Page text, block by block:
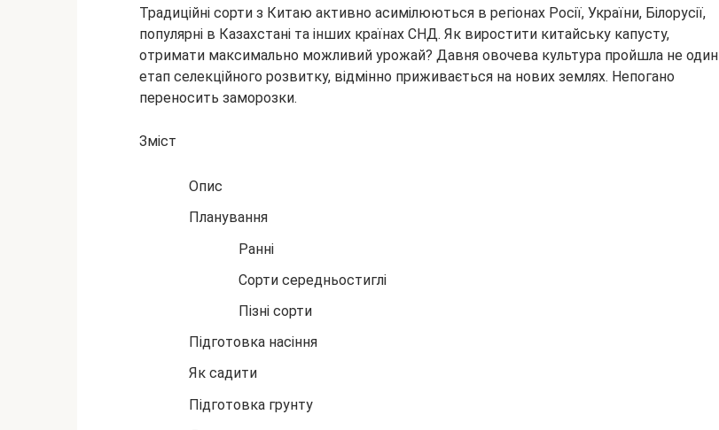
Традиційні сорти з Китаю активно асимілюються в регіонах Росії, України, Білорусії,
популярні в Казахстані та інших країнах СНД. Як виростити китайську капусту,
отримати максимально можливий урожай? Давня овочева культура пройшла не один
етап селекційного розвитку, відмінно приживається на нових землях. Непогано
переносить заморозки.
Зміст
Опис
Планування
Ранні
Сорти середньостиглі
Пізні сорти
Підготовка насіння
Як садити
Підготовка грунту